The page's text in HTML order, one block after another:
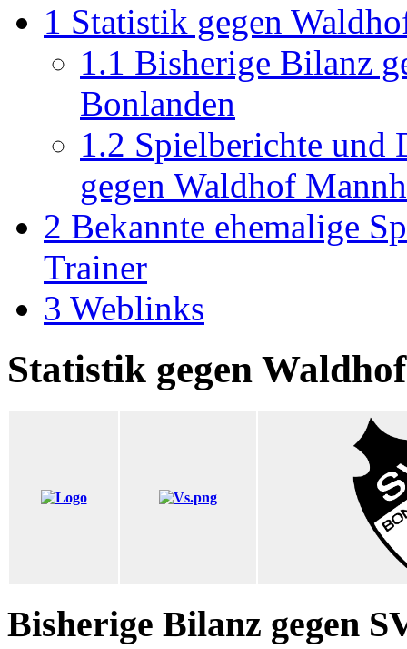
1 Statistik gegen
1.1 Bisherige Bilanz
Bonlanden
1.2 Spielberichte und
gegen Waldhof
2 Bekannte ehemalige
Trainer
3 Weblinks
Statistik gegen Waldhof
Bisherige Bilanz gegen